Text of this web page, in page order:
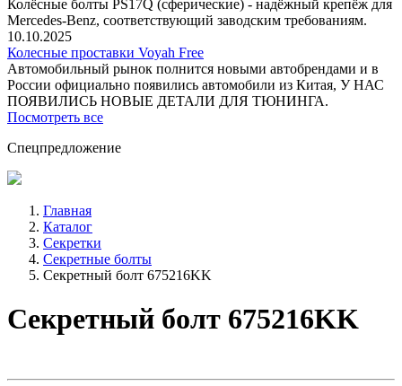
Колёсные болты PS17Q (сферические) - надёжный крепёж для
Mercedes‑Benz, соответствующий заводским требованиям.
10.10.2025
Колесные проставки Voyah Free
Автомобильный рынок полнится новыми автобрендами и в
России официально появились автомобили из Китая, У НАС
ПОЯВИЛИСЬ НОВЫЕ ДЕТАЛИ ДЛЯ ТЮНИНГА.
Посмотреть все
Спецпредложение
Главная
Каталог
Секретки
Секретные болты
Секретный болт 675216KK
Секретный болт 675216KK